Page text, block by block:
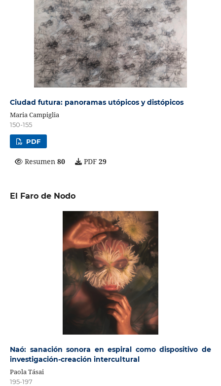
Ciudad futura: panoramas utópicos y distópicos
Maria Campiglia
150-155
PDF
Resumen 80 PDF 29
El Faro de Nodo
Naó: sanación sonora en espiral como dispositivo de
investigación-creación intercultural
Paola Tásai
195-197